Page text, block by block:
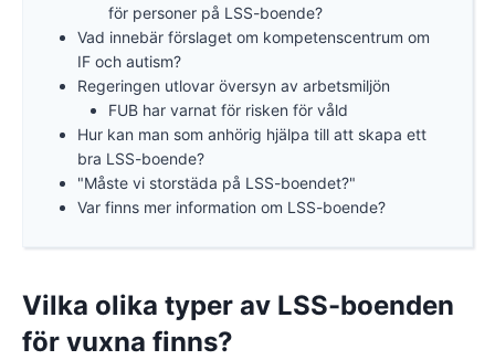
för personer på LSS-boende?
Vad innebär förslaget om kompetenscentrum om
IF och autism?
Regeringen utlovar översyn av arbetsmiljön
FUB har varnat för risken för våld
Hur kan man som anhörig hjälpa till att skapa ett
bra LSS-boende?
"Måste vi storstäda på LSS-boendet?"
Var finns mer information om LSS-boende?
Vilka olika typer av LSS-boenden
för vuxna finns?